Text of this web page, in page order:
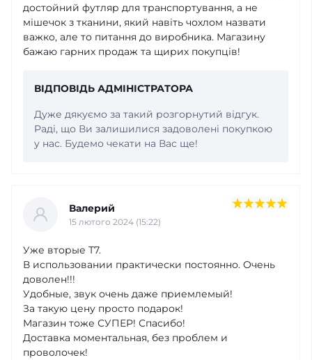
достойний футляр для транспортування, а не
мішечок з тканини, який навіть чохлом назвати
важко, але то питання до виробника. Магазину
бажаю гарних продаж та щирих покупців!
ВІДПОВІДЬ АДМІНІСТРАТОРА
Дуже дякуємо за такий розгорнутий відгук.
Раді, що Ви залишилися задоволені покупкою
у нас. Будемо чекати на Вас ще!
Валерий
15 лютого 2024 (15:22)
Уже вторые Т7.
В использовании практически постоянно. Очень
доволен!!!
Удобные, звук очень даже приемлемый!
За такую цену просто подарок!
Магазин тоже СУПЕР! Спасибо!
Доставка моментальная, без проблем и
проволочек!